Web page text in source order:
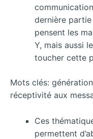
dernière
pensent les
Y, mais aussi
toucher cette
Mots clés:
réceptivité aux
Ces
permettent